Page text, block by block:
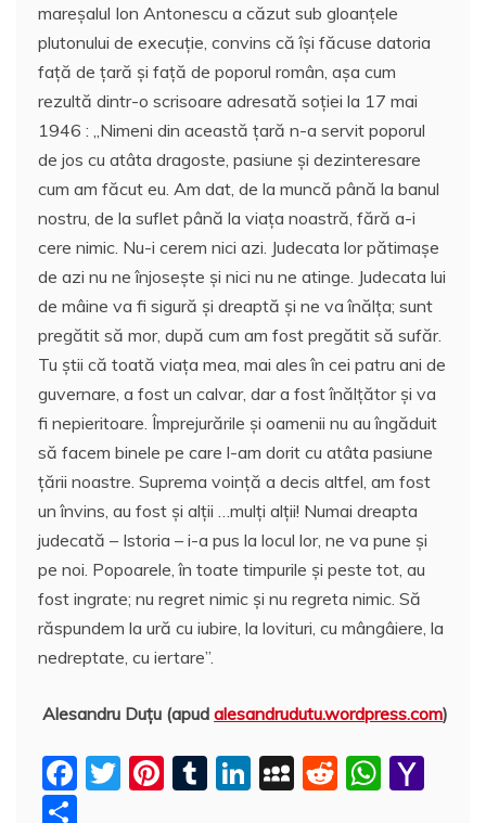
mareşalul Ion Antonescu a căzut sub gloanţele
plutonului de execuţie, convins că îşi făcuse datoria
faţă de ţară şi faţă de poporul român, aşa cum
rezultă dintr-o scrisoare adresată soţiei la 17 mai
1946 : ,,Nimeni din această ţară n-a servit poporul
de jos cu atâta dragoste, pasiune şi dezinteresare
cum am făcut eu. Am dat, de la muncă până la banul
nostru, de la suflet până la viaţa noastră, fără a-i
cere nimic. Nu-i cerem nici azi. Judecata lor pătimaşe
de azi nu ne înjoseşte şi nici nu ne atinge. Judecata lui
de mâine va fi sigură şi dreaptă şi ne va înălţa; sunt
pregătit să mor, după cum am fost pregătit să sufăr.
Tu ştii că toată viaţa mea, mai ales în cei patru ani de
guvernare, a fost un calvar, dar a fost înălţător şi va
fi nepieritoare. Împrejurările şi oamenii nu au îngăduit
să facem binele pe care l-am dorit cu atâta pasiune
ţării noastre. Suprema voinţă a decis altfel, am fost
un învins, au fost şi alţii …mulţi alţii! Numai dreapta
judecată – Istoria – i-a pus la locul lor, ne va pune şi
pe noi. Popoarele, în toate timpurile şi peste tot, au
fost ingrate; nu regret nimic şi nu regreta nimic. Să
răspundem la ură cu iubire, la lovituri, cu mângâiere, la
nedreptate, cu iertare”.
Alesandru Duţu (apud alesandrudutu.wordpress.com)
F
T
Pi T
Li M R
W